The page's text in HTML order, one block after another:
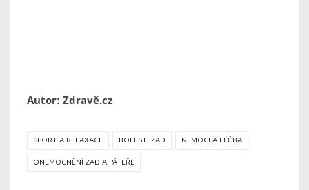
Autor: Zdravě.cz
SPORT A RELAXACE BOLESTI ZAD NEMOCI A LÉČBA
ONEMOCNĚNÍ ZAD A PÁTEŘE